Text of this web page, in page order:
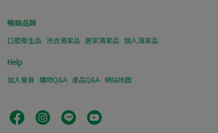
暢銷品類
口腔衛生品 洗衣清潔品 居家清潔品 個人清潔品
Help
加入會員 購物Q&A 產品Q&A 網站地圖